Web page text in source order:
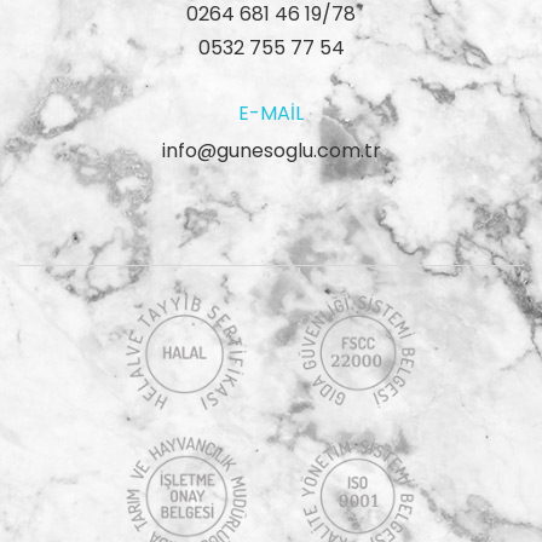
0264 681 46 19/78
0532 755 77 54
E-MAIL
info@gunesoglu.com.tr